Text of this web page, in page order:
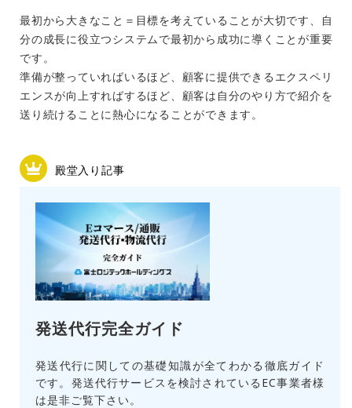
最初から大きなこと＝目標を考えていることが大切です、自
分の成長に役立つシステムで最初から成功に導くことが重要
です。
準備が整っていればいるほど、顧客に提供できるエクスペリ
エンスが向上すればするほど、顧客は自分のやり方で紹介を
送り続けることに熱心になることができます。
殿堂入り記事
発送代行完全ガイド
発送代行に関しての基礎知識が全てわかる徹底ガイド
です。発送代行サービスを検討されているEC事業者様
は是非ご覧下さい。